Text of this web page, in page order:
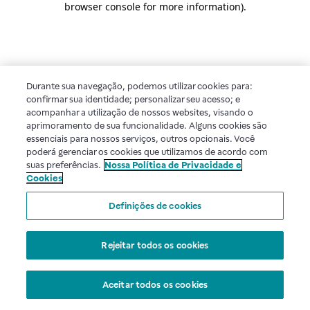
browser console for more information).
Durante sua navegação, podemos utilizar cookies para:
confirmar sua identidade; personalizar seu acesso; e
acompanhar a utilização de nossos websites, visando o
aprimoramento de sua funcionalidade. Alguns cookies são
essenciais para nossos serviços, outros opcionais. Você
poderá gerenciar os cookies que utilizamos de acordo com
suas preferências. Nossa Política de Privacidade e
Cookies
Definições de cookies
Rejeitar todos os cookies
Aceitar todos os cookies